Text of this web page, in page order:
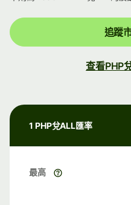
追蹤
查看PHP
1 PHP兌ALL匯率
最高